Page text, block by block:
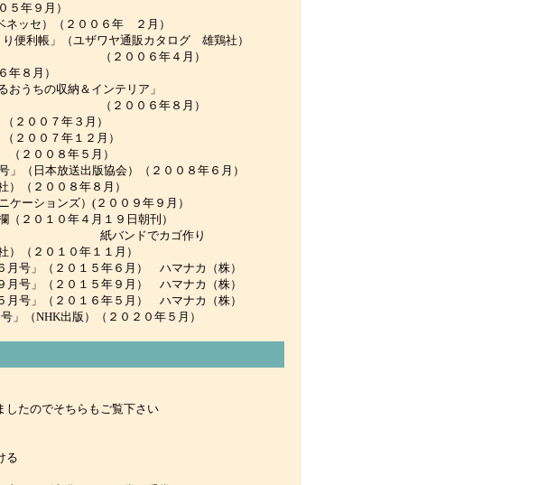
年９月）
セ）（２００６年 ２月）
」（ユザワヤ通販カタログ 雄鶏社）
４月）
８月）
ちの収納＆インテリア」
８月）
００７年３月）
００７年１２月）
００８年５月）
本放送出版協会）（２００８年６月）
２００８年８月）
ションズ）(２００９年９月）
０１０年４月１９日朝刊）
ゴ作り
２０１０年１１月）
（２０１５年６月） ハマナカ（株）
（２０１５年９月） ハマナカ（株）
（２０１６年５月） ハマナカ（株）
NHK出版）（２０２０年５月）
したのでそちらもご覧下さい
る